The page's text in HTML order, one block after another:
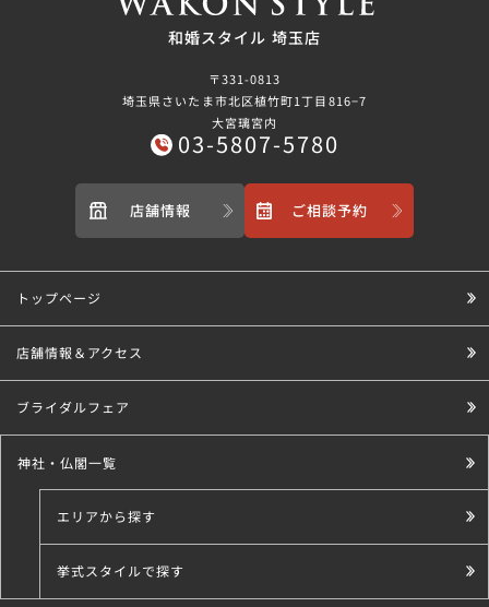
和婚スタイル 埼玉店
〒331-0813
埼玉県さいたま市北区植竹町1丁目816−7
大宮璃宮内
03-5807-5780
店舗情報 ご相談予約
トップページ
店舗情報＆アクセス
ブライダルフェア
神社・仏閣一覧
エリアから探す
挙式スタイルで探す